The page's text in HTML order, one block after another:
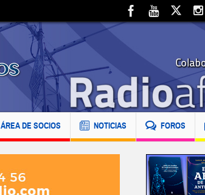
ÁREA DE SOCIOS NOTICIAS FOROS